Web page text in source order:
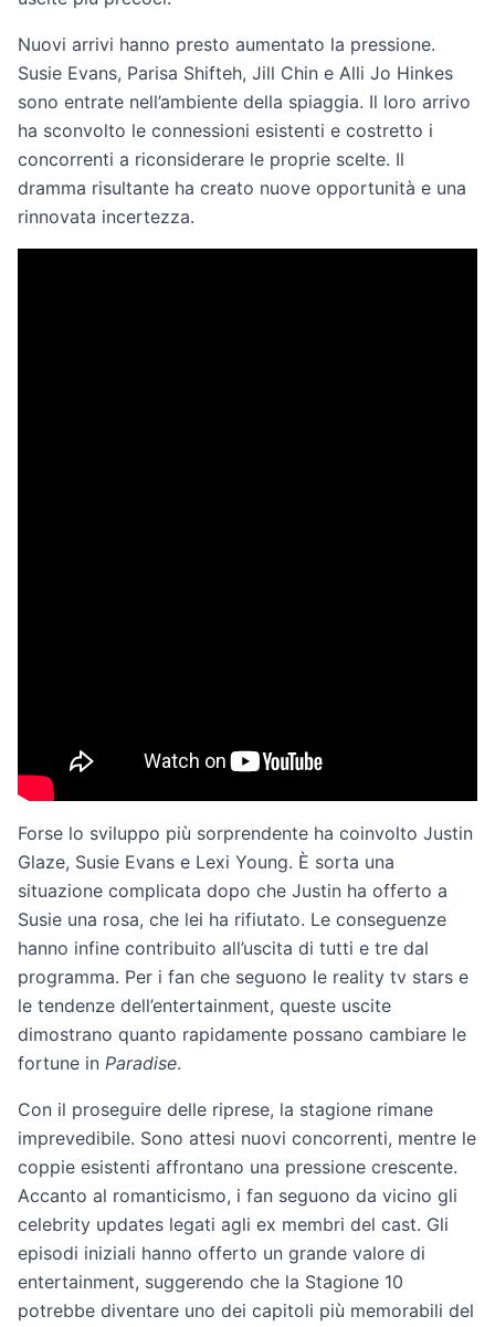
Nuovi arrivi hanno presto aumentato la pressione.
Susie Evans, Parisa Shifteh, Jill Chin e Alli Jo Hinkes
sono entrate nell’ambiente della spiaggia. Il loro arrivo
ha sconvolto le connessioni esistenti e costretto i
concorrenti a riconsiderare le proprie scelte. Il
dramma risultante ha creato nuove opportunità e una
rinnovata incertezza.
Forse lo sviluppo più sorprendente ha coinvolto Justin
Glaze, Susie Evans e Lexi Young. È sorta una
situazione complicata dopo che Justin ha offerto a
Susie una rosa, che lei ha rifiutato. Le conseguenze
hanno infine contribuito all’uscita di tutti e tre dal
programma. Per i fan che seguono le reality tv stars e
le tendenze dell’entertainment, queste uscite
dimostrano quanto rapidamente possano cambiare le
fortune in Paradise.
Con il proseguire delle riprese, la stagione rimane
imprevedibile. Sono attesi nuovi concorrenti, mentre le
coppie esistenti affrontano una pressione crescente.
Accanto al romanticismo, i fan seguono da vicino gli
celebrity updates legati agli ex membri del cast. Gli
episodi iniziali hanno offerto un grande valore di
entertainment, suggerendo che la Stagione 10
potrebbe diventare uno dei capitoli più memorabili del